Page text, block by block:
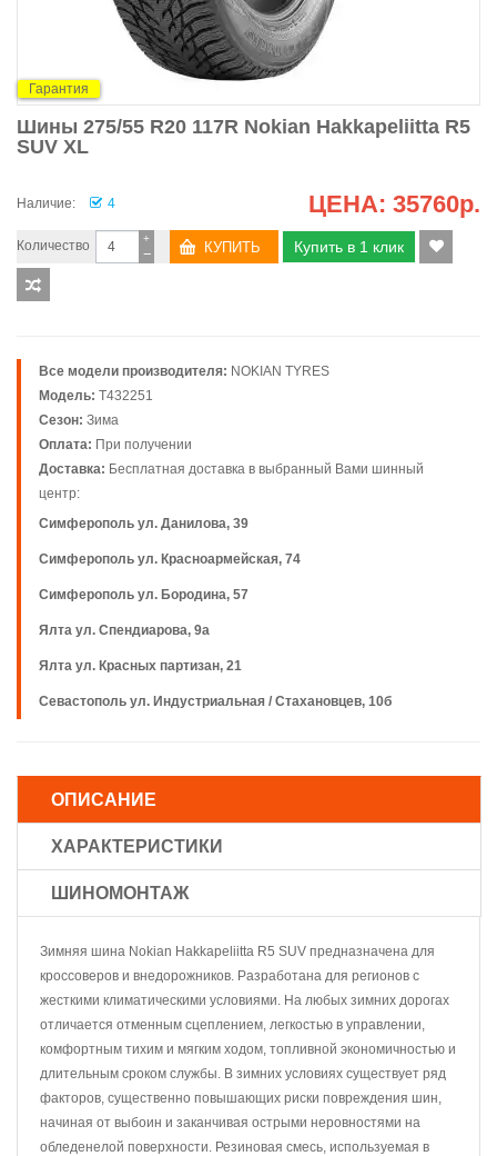
Гарантия
Шины 275/55 R20 117R Nokian Hakkapeliitta R5
SUV XL
Наличие: 4 ЦЕНА: 35760р.
Количество −
+ Купить в 1 клик
Все модели производителя: NOKIAN TYRES
Модель: T432251
Сезон: Зима
Оплата: При получении
Доставка: Бесплатная доставка в выбранный Вами шинный
центр:
Симферополь ул. Данилова, 39
Симферополь ул. Красноармейская, 74
Симферополь ул. Бородина, 57
Ялта ул. Спендиарова, 9а
Ялта ул. Красных партизан, 21
Севастополь ул. Индустриальная / Стахановцев, 10б
ОПИСАНИЕ
ХАРАКТЕРИСТИКИ
ШИНОМОНТАЖ
Зимняя шина Nokian Hakkapeliitta R5 SUV предназначена для
кроссоверов и внедорожников. Разработана для регионов с
жесткими климатическими условиями. На любых зимних дорогах
отличается отменным сцеплением, легкостью в управлении,
комфортным тихим и мягким ходом, топливной экономичностью и
длительным сроком службы. В зимних условиях существует ряд
факторов, существенно повышающих риски повреждения шин,
начиная от выбоин и заканчивая острыми неровностями на
обледенелой поверхности. Резиновая смесь, используемая в